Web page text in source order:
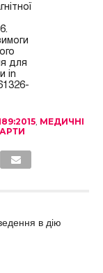
для
in
, МЕДИЧНІ
в дію